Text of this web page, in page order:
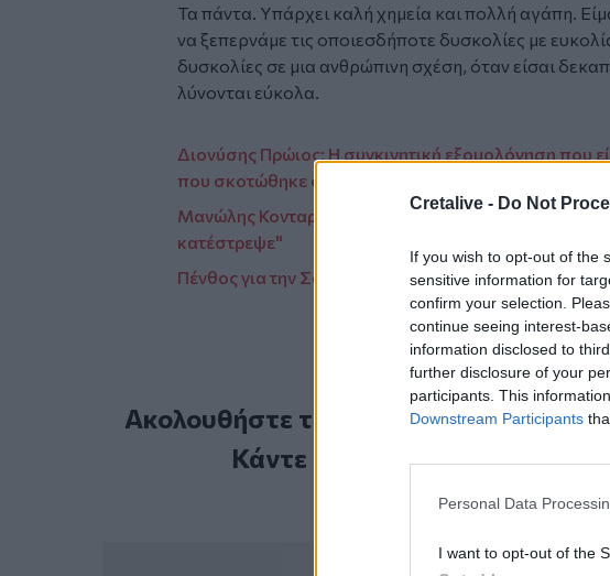
Cretalive - Do Not
If you wish to opt-out of the
sensitive information for
confirm your selection.
continue seeing interest-
information disclosed to
further disclosure of your
participants. This
Downstream Participants
Personal Data
I want to opt-out of the
Τα πάντα. Υπάρχει καλή χημεία και πολλή αγάπη.
να ξεπερνάμε τις οποιεσδήποτε δυσκολίες με
δυσκολίες σε μια ανθρώπινη σχέση, όταν είσαι
λύνονται εύκολα.
Διονύσης Πρώιος: Η συγκινητική εξομολόγηση που
που σκοτώθηκε σε τροχαίο
Μανώλης Κονταρός: "Η στάση του ήταν απαράδεκτη,
κατέστρεψε"
Πένθος για την Σοφία Βόσσου – Πέθανε ο πρώην
Ακολουθήστε το Cretalive στο Google
Κάντε εγγραφή στο κανάλι